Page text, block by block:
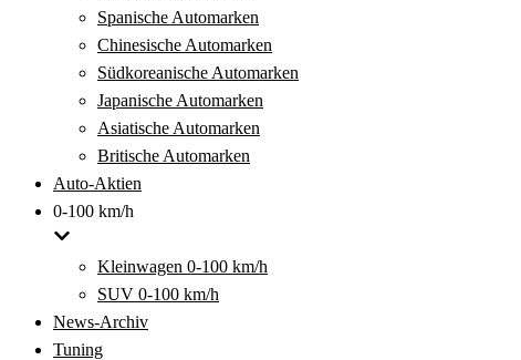
Spanische Automarken
Chinesische Automarken
Südkoreanische Automarken
Japanische Automarken
Asiatische Automarken
Britische Automarken
Auto-Aktien
0-100 km/h
Kleinwagen 0-100 km/h
SUV 0-100 km/h
News-Archiv
Tuning